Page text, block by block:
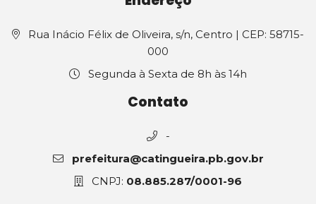
Rua Inácio Félix de Oliveira, s/n, Centro | CEP: 58715-
000
Segunda à Sexta de 8h às 14h
Contato
-
prefeitura@catingueira.pb.gov.br
CNPJ: 08.885.287/0001-96